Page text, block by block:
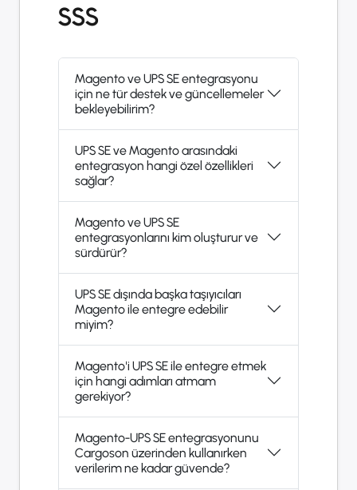
SSS
Magento ve UPS SE entegrasyonu
için ne tür destek ve güncellemeler
bekleyebilirim?
UPS SE ve Magento arasındaki
entegrasyon hangi özel özellikleri
sağlar?
Magento ve UPS SE
entegrasyonlarını kim oluşturur ve
sürdürür?
UPS SE dışında başka taşıyıcıları
Magento ile entegre edebilir
miyim?
Magento'i UPS SE ile entegre etmek
için hangi adımları atmam
gerekiyor?
Magento-UPS SE entegrasyonunu
Cargoson üzerinden kullanırken
verilerim ne kadar güvende?